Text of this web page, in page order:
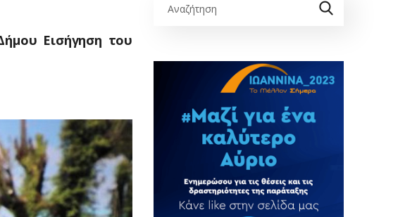
Εισήγηση του